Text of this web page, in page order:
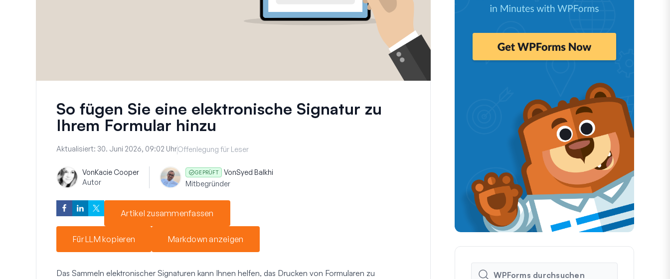
So fügen Sie eine elektronische Signatur zu
Ihrem Formular hinzu
Aktualisiert: 30. Juni 2026, 09:02 UhrOffenlegung für Leser
VonKacie Cooper
Autor
GEPRÜFT VonSyed Balkhi
Mitbegründer
Artikel zusammenfassen
Für LLM kopieren Markdown anzeigen
Das Sammeln elektronischer Signaturen kann Ihnen helfen, das Drucken von Formularen zu